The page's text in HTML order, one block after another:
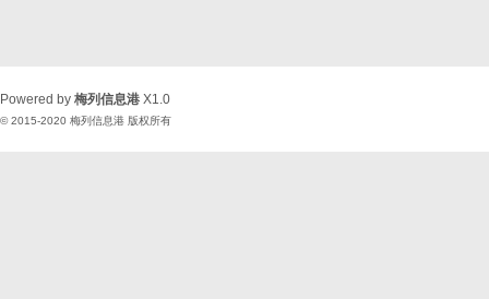
Powered by 梅列信息港 X1.0
© 2015-2020 梅列信息港 版权所有